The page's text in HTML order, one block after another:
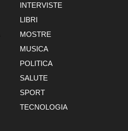
INTERVISTE
LIBRI
MOSTRE
MUSICA
POLITICA
SALUTE
SPORT
TECNOLOGIA